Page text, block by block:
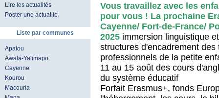
Lire les actualités
Poster une actualité
Liste par communes
Apatou
Awala-Yalimapo
Cayenne
Kourou
Macouria
Vous travaillez avec les
pour vous ! La prochaine
Cayenne/ Fort-de-France/
2025 immersion linguistique
structures d'encadrement
professionnels de la petite
11 au 15 août des cours
du système éducatif
Forfait Erasmus+, fonds